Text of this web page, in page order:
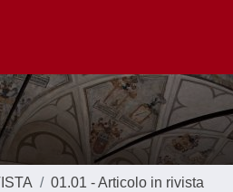
01.01 - Articolo in rivista